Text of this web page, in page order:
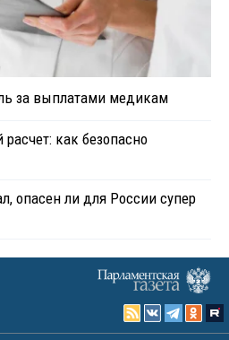
за выплатами медикам
как безопасно
опасен ли для России супер